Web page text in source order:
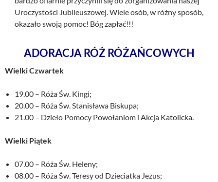
Uroczystości Jubileuszowej. Wiele osób, w różny sposób,
okazało swoją pomoc! Bóg zapłać!!!
ADORACJA RÓŻ RÓŻAŃCOWYCH
Wielki Czwartek
19.00 – Róża Św. Kingi;
20.00 – Róża Św. Stanisława Biskupa;
21.00 – Dzieło Pomocy Powołaniom i Akcja Katolicka.
Wielki Piątek
07.00 – Róża Św. Heleny;
08.00 – Róża Św. Teresy od Dzieciatka Jezus;